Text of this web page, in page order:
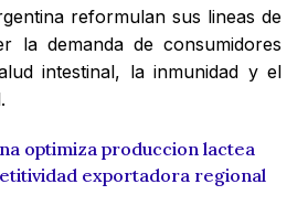
reformulan sus lineas de
la demanda de consumidores
intestinal, la inmunidad y el
optimiza produccion lactea
exportadora regional